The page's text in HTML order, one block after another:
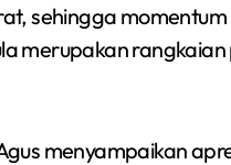
sehingga
merupakan
menyampaikan